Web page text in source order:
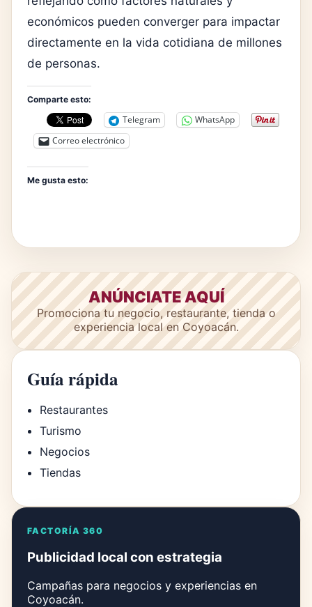
económicos pueden converger para impactar
directamente en la vida cotidiana de millones
de personas.
Comparte esto:
Telegram
WhatsApp
Correo electrónico
Me gusta esto:
ANÚNCIATE AQUÍ
Promociona tu negocio, restaurante, tienda o
experiencia local en Coyoacán.
Guía rápida
Restaurantes
Turismo
Negocios
Tiendas
FACTORÍA 360
Publicidad local con estrategia
Campañas para negocios y experiencias en
Coyoacán.